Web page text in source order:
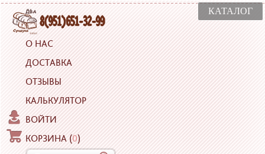
КАТАЛОГ
О НАС
ДОСТАВКА
ОТЗЫВЫ
КАЛЬКУЛЯТОР
ВОЙТИ
КОРЗИНА (0)